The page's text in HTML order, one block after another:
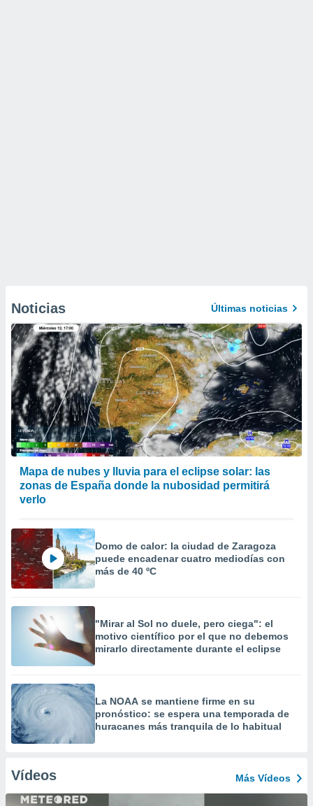
Noticias Últimas noticias
Mapa de nubes y lluvia para el eclipse solar: las
zonas de España donde la nubosidad permitirá
verlo
Domo de calor: la ciudad de Zaragoza
puede encadenar cuatro mediodías con
más de 40 ºC
"Mirar al Sol no duele, pero ciega": el
motivo científico por el que no debemos
mirarlo directamente durante el eclipse
La NOAA se mantiene firme en su
pronóstico: se espera una temporada de
huracanes más tranquila de lo habitual
Vídeos Más Vídeos